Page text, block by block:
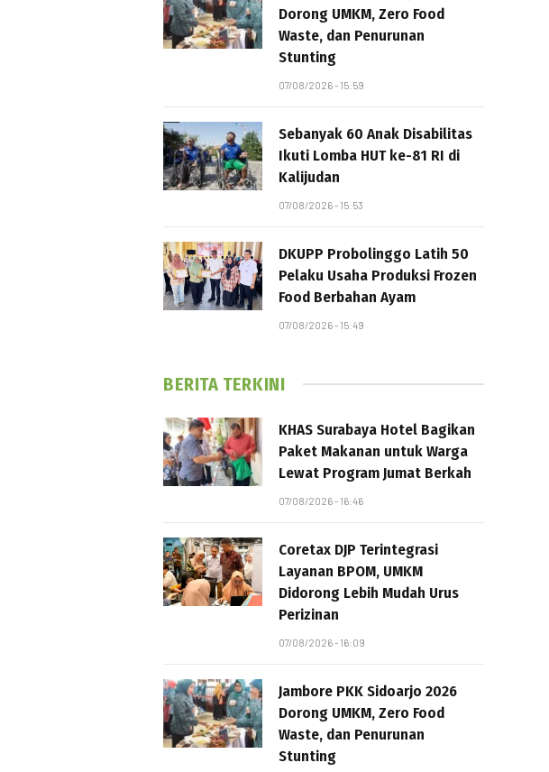
Dorong UMKM, Zero Food
Waste, dan Penurunan
Stunting
07/08/2026 - 15:59
Sebanyak 60 Anak Disabilitas
Ikuti Lomba HUT ke-81 RI di
Kalijudan
07/08/2026 - 15:53
DKUPP Probolinggo Latih 50
Pelaku Usaha Produksi Frozen
Food Berbahan Ayam
07/08/2026 - 15:49
BERITA TERKINI
KHAS Surabaya Hotel Bagikan
Paket Makanan untuk Warga
Lewat Program Jumat Berkah
07/08/2026 - 16:46
Coretax DJP Terintegrasi
Layanan BPOM, UMKM
Didorong Lebih Mudah Urus
Perizinan
07/08/2026 - 16:09
Jambore PKK Sidoarjo 2026
Dorong UMKM, Zero Food
Waste, dan Penurunan
Stunting